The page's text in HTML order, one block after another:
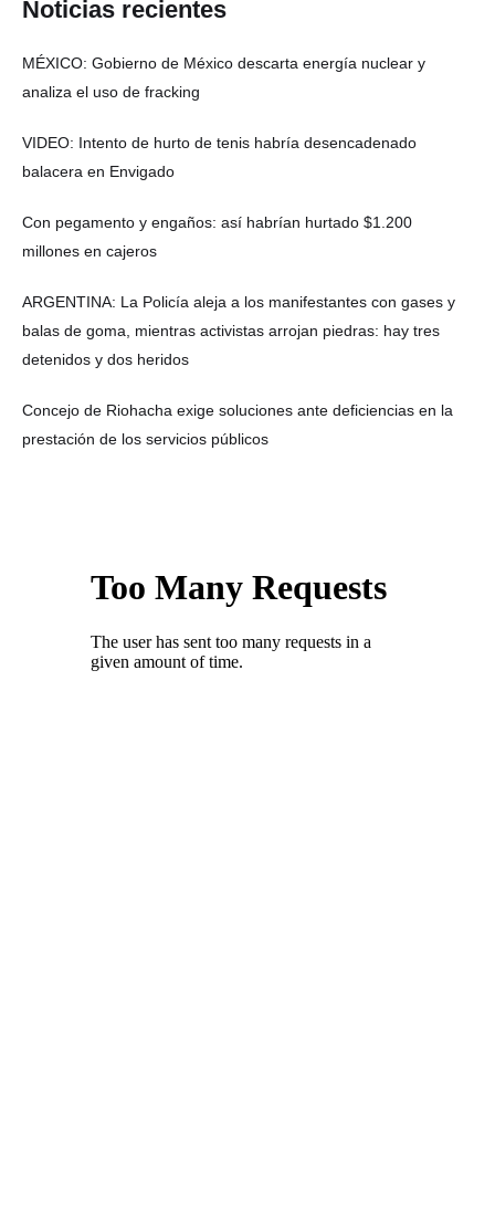
Noticias recientes
MÉXICO: Gobierno de México descarta energía nuclear y
analiza el uso de fracking
VIDEO: Intento de hurto de tenis habría desencadenado
balacera en Envigado
Con pegamento y engaños: así habrían hurtado $1.200
millones en cajeros
ARGENTINA: La Policía aleja a los manifestantes con gases y
balas de goma, mientras activistas arrojan piedras: hay tres
detenidos y dos heridos
Concejo de Riohacha exige soluciones ante deficiencias en la
prestación de los servicios públicos